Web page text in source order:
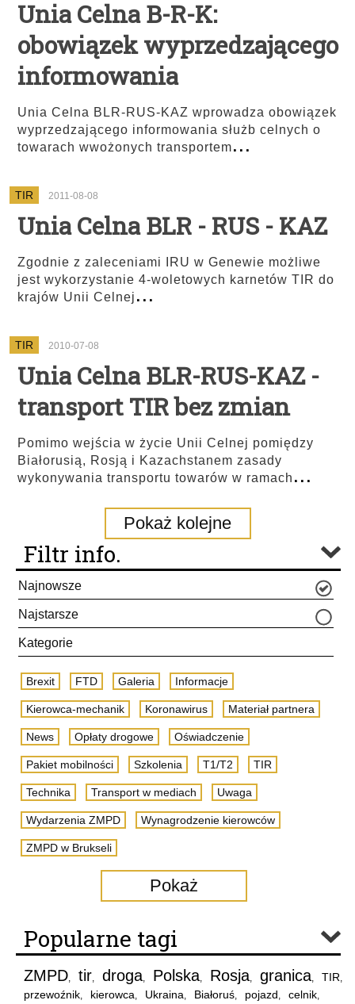
Unia Celna B-R-K:
obowiązek wyprzedzającego
informowania
Unia Celna BLR-RUS-KAZ wprowadza obowiązek
wyprzedzającego informowania służb celnych o
towarach wwożonych transportem...
TIR 2011-08-08
Unia Celna BLR - RUS - KAZ
Zgodnie z zaleceniami IRU w Genewie możliwe
jest wykorzystanie 4-woletowych karnetów TIR do
krajów Unii Celnej ...
TIR 2010-07-08
Unia Celna BLR-RUS-KAZ -
transport TIR bez zmian
Pomimo wejścia w życie Unii Celnej pomiędzy
Białorusią, Rosją i Kazachstanem zasady
wykonywania transportu towarów w ramach ...
Pokaż kolejne
Filtr info.
Najnowsze
Najstarsze
Kategorie
Brexit FTD Galeria Informacje
Kierowca-mechanik Koronawirus Materiał partnera
News Opłaty drogowe Oświadczenie
Pakiet mobilności Szkolenia T1/T2 TIR
Technika Transport w mediach Uwaga
Wydarzenia ZMPD Wynagrodzenie kierowców
ZMPD w Brukseli
Pokaż
Popularne tagi
ZMPD, tir, droga, Polska, Rosja, granica, TIR,
przewoźnik, kierowca, Ukraina, Białoruś, pojazd, celnik,